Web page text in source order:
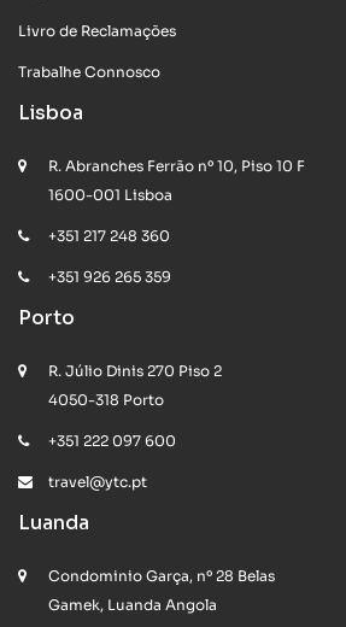
Livro de Reclamações
Trabalhe Connosco
Lisboa
R. Abranches Ferrão nº 10, Piso 10 F
1600-001 Lisboa
+351 217 248 360
+351 926 265 359
Porto
R. Júlio Dinis 270 Piso 2
4050-318 Porto
+351 222 097 600
travel@ytc.pt
Luanda
Condominio Garça, nº 28 Belas
Gamek, Luanda Angola